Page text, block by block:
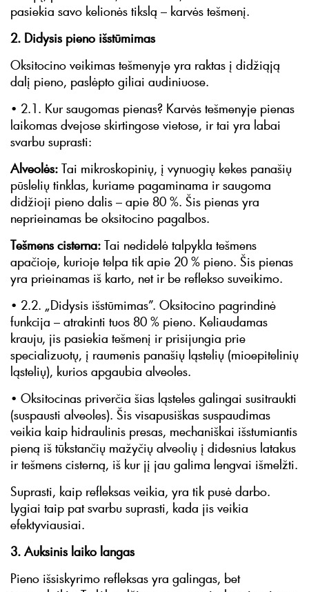
pasiekia savo kelionės tikslą – karvės tešmenį.
2. Didysis pieno išstūmimas
Oksitocino veikimas tešmenyje yra raktas į didžiąją
dalį pieno, paslėpto giliai audiniuose.
• 2.1. Kur saugomas pienas? Karvės tešmenyje pienas
laikomas dvejose skirtingose vietose, ir tai yra labai
svarbu suprasti:
Alveolės: Tai mikroskopinių, į vynuogių kekes panašių
pūslelių tinklas, kuriame pagaminama ir saugoma
didžioji pieno dalis – apie 80 %. Šis pienas yra
neprieinamas be oksitocino pagalbos.
Tešmens cisterna: Tai nedidelė talpykla tešmens
apačioje, kurioje telpa tik apie 20 % pieno. Šis pienas
yra prieinamas iš karto, net ir be reflekso suveikimo.
• 2.2. „Didysis išstūmimas”. Oksitocino pagrindinė
funkcija – atrakinti tuos 80 % pieno. Keliaudamas
krauju, jis pasiekia tešmenį ir prisijungia prie
specializuotų, į raumenis panašių ląstelių (mioepitelinių
ląstelių), kurios apgaubia alveoles.
• Oksitocinas priverčia šias ląsteles galingai susitraukti
(suspausti alveoles). Šis visapusiškas suspaudimas
veikia kaip hidraulinis presas, mechaniškai išstumiantis
pieną iš tūkstančių mažyčių alveolių į didesnius latakus
ir tešmens cisterną, iš kur jį jau galima lengvai išmelžti.
Suprasti, kaip refleksas veikia, yra tik pusė darbo.
Lygiai taip pat svarbu suprasti, kada jis veikia
efektyviausiai.
3. Auksinis laiko langas
Pieno išsiskyrimo refleksas yra galingas, bet